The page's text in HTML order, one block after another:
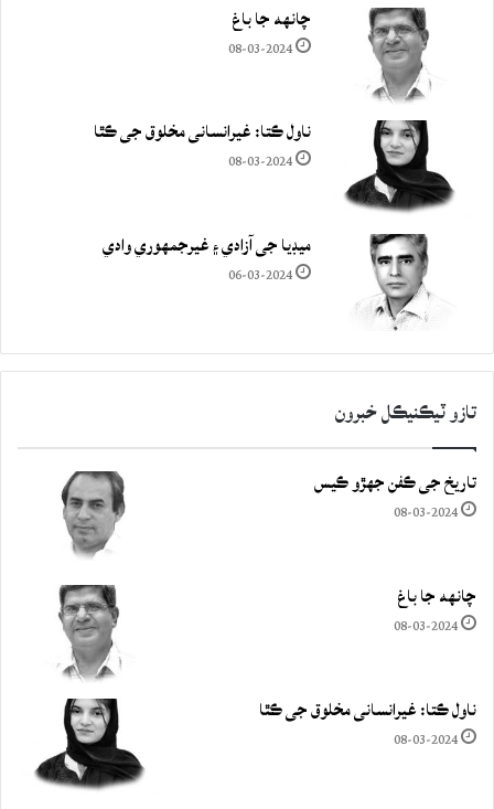
چانهه جا باغ
08-03-2024
ناول ڪتا: غيرانساني مخلوق جي ڪٿا
08-03-2024
ميڊيا جي آزادي ۽ غيرجمھوري وادي
06-03-2024
تازو ٽيڪنيڪل خبرون
تاريخ جي ڪفن جھڙو ڪيس
08-03-2024
چانهه جا باغ
08-03-2024
ناول ڪتا: غيرانساني مخلوق جي ڪٿا
08-03-2024